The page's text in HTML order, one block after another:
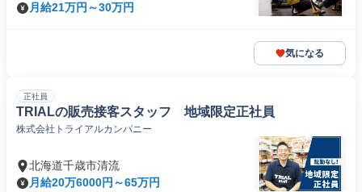
月給21万円～30万円
気になる
正社員
TRIALの販売接客スタッフ 地域限定正社員
株式会社トライアルカンパニー
北海道千歳市清流
月給20万6000円～65万円